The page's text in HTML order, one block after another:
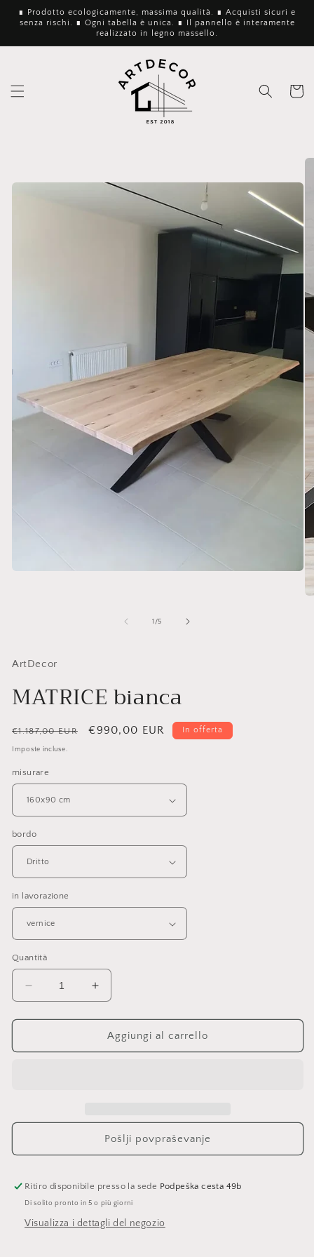
direttamente
ai contenuti
∎ Prodotto ecologicamente, massima qualità. ∎ Acquisti sicuri e
senza rischi. ∎ Ogni tabella è unica. ∎ Il pannello è interamente
realizzato in legno massello.
Carrello
1 /su
5
ArtDecor
MATRICE bianca
Prezzo
di
€1.187,00 EUR
Prezzo
€990,00 EUR In offerta
Imposte incluse.
misurare
bordo
in lavorazione
Quantità
Diminuisci
quantità
per
bianca
Aumenta
quantità
per
MATRICE
bianca
Aggiungi al carrello
Pošlji povpraševanje
Ritiro disponibile presso la sede Podpeška cesta 49b
Di solito pronto in 5 o più giorni
Visualizza i dettagli del negozio